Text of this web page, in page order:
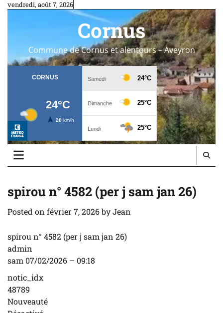
Skipvendredi, août 7, 2026
Cornus
Commune de Cornus et alentours – Aveyron
spirou n° 4582 (per j sam jan 26)
Posted on février 7, 2026byJean
spirou n° 4582 (per j sam jan 26)
admin
sam 07/02/2026 – 09:18
notic_idx
48789
Nouveauté